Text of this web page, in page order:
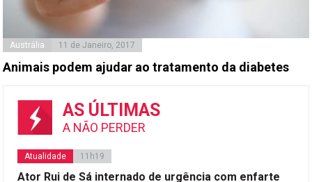
Austrália 11 de Janeiro, 2017
Animais podem ajudar ao tratamento da diabetes
AS ÚLTIMAS
A NÃO PERDER
Atualidade 11h19
Ator Rui de Sá internado de urgência com enfarte